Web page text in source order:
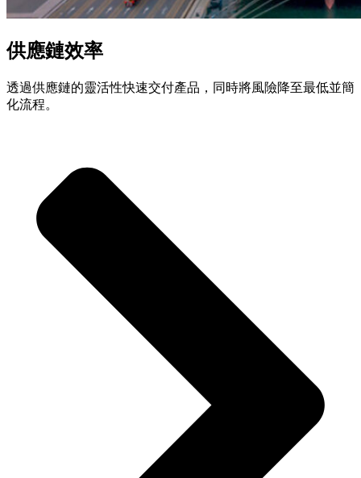
供應鏈效率
透過供應鏈的靈活性快速交付產品，同時將風險降至最低並簡
化流程。